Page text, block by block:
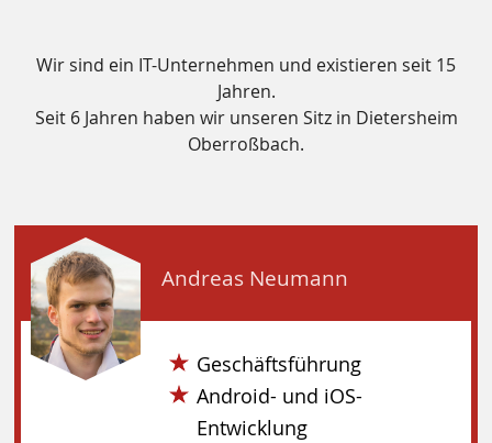
Wir sind ein IT-Unternehmen und existieren seit 15
Jahren.
Seit 6 Jahren haben wir unseren Sitz in Dietersheim
Oberroßbach.
Andreas Neumann
Geschäftsführung
Android- und iOS-
Entwicklung